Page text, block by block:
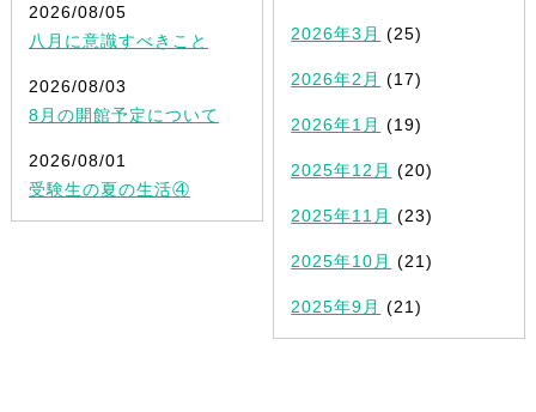
2026/08/05
八月に意識すべきこと
2026/08/03
8月の開館予定について
2026/08/01
受験生の夏の生活④
2026年3月 (25)
2026年2月 (17)
2026年1月 (19)
2025年12月 (20)
2025年11月 (23)
2025年10月 (21)
2025年9月 (21)